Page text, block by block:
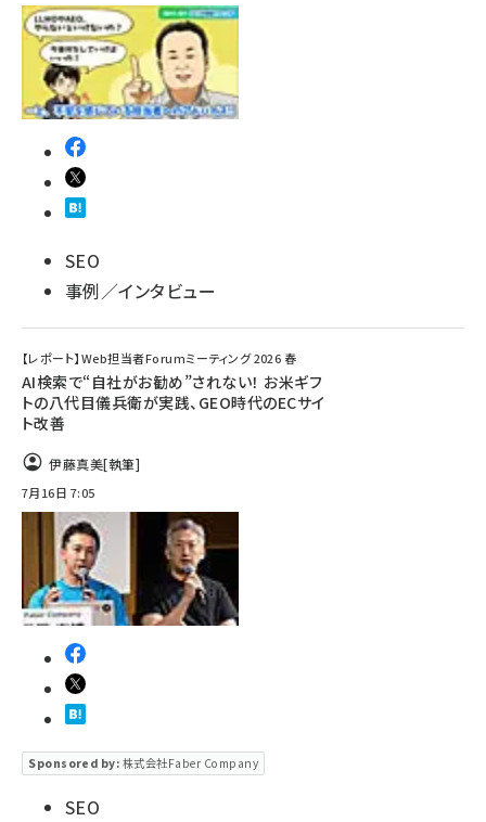
SEO
事例／インタビュー
【レポート】Web担当者Forumミーティング 2026 春
AI検索で“自社がお勧め”されない！ お米ギフ
トの八代目儀兵衛が実践、GEO時代のECサイ
ト改善
伊藤真美[執筆]
7月16日 7:05
Sponsored by: 株式会社Faber Company
SEO